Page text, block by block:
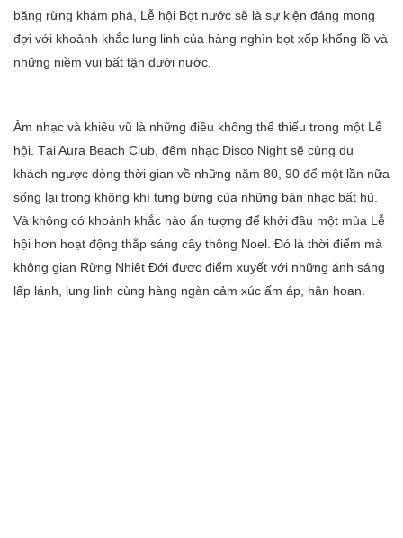
băng rừng khám phá, Lễ hội Bọt nước sẽ là sự kiện đáng mong
đợi với khoảnh khắc lung linh của hàng nghìn bọt xốp khổng lồ và
những niềm vui bất tận dưới nước.
Âm nhạc và khiêu vũ là những điều không thể thiếu trong một Lễ
hội. Tại Aura Beach Club, đêm nhạc Disco Night sẽ cùng du
khách ngược dòng thời gian về những năm 80, 90 để một lần nữa
sống lại trong không khí tưng bừng của những bản nhạc bất hủ.
Và không có khoảnh khắc nào ấn tượng để khởi đầu một mùa Lễ
hội hơn hoạt động thắp sáng cây thông Noel. Đó là thời điểm mà
không gian Rừng Nhiệt Đới được điểm xuyết với những ánh sáng
lấp lánh, lung linh cùng hàng ngàn cảm xúc ấm áp, hân hoan.